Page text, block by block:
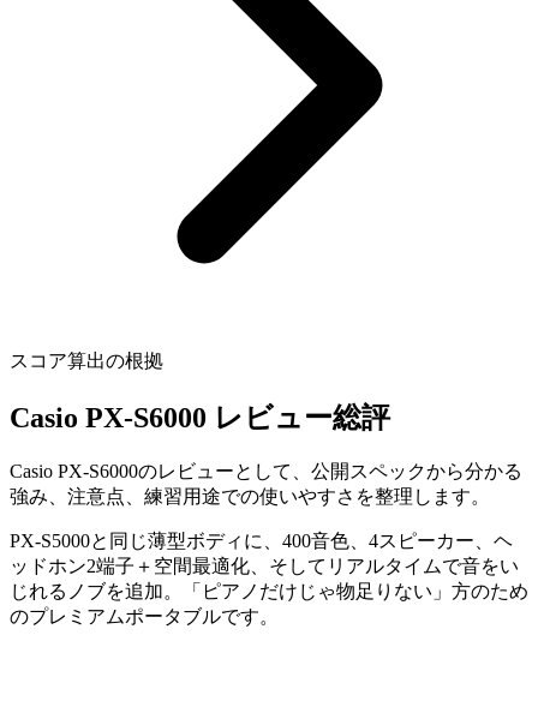
スコア算出の根拠
Casio PX-S6000 レビュー総評
Casio PX-S6000のレビューとして、公開スペックから分かる
強み、注意点、練習用途での使いやすさを整理します。
PX-S5000と同じ薄型ボディに、400音色、4スピーカー、ヘ
ッドホン2端子＋空間最適化、そしてリアルタイムで音をい
じれるノブを追加。「ピアノだけじゃ物足りない」方のため
のプレミアムポータブルです。